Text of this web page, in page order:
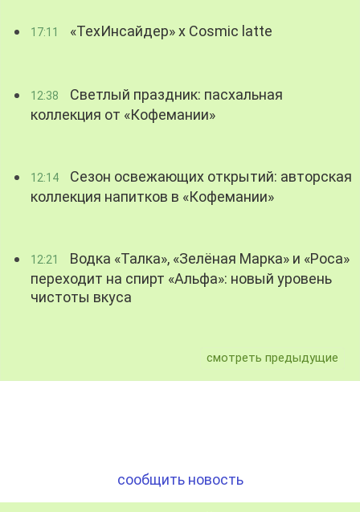
17:11 «ТехИнсайдер» х Cosmic latte
12:38
Светлый праздник: пасхальная
коллекция от «Кофемании»
12:14
Сезон освежающих открытий: авторская
коллекция напитков в «Кофемании»
12:21
Водка «Талка», «Зелёная Марка» и «Роса»
переходит на спирт «Альфа»: новый уровень
чистоты вкуса
смотреть предыдущие
сообщить новость